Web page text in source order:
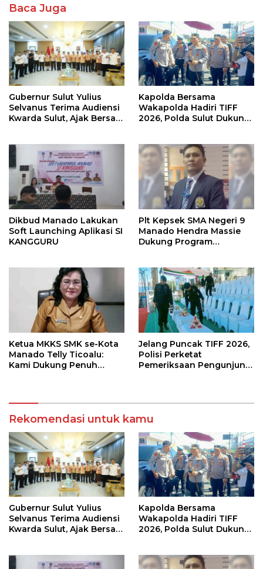
Baca Juga
Gubernur Sulut Yulius
Selvanus Terima Audiensi
Kwarda Sulut, Ajak Bersatu
Kapolda Bersama
Wakapolda Hadiri TIFF
2026, Polda Sulut Dukung
Dikbud Manado Lakukan
Soft Launching Aplikasi SI
KANGGURU
Plt Kepsek SMA Negeri 9
Manado Hendra Massie
Dukung Program
Ketua MKKS SMK se-Kota
Manado Telly Ticoalu:
Kami Dukung Penuh
Jelang Puncak TIFF 2026,
Polisi Perketat
Pemeriksaan Pengunjung
Rekomendasi untuk kamu
Gubernur Sulut Yulius
Selvanus Terima Audiensi
Kwarda Sulut, Ajak Bersatu
Kapolda Bersama
Wakapolda Hadiri TIFF
2026, Polda Sulut Dukung